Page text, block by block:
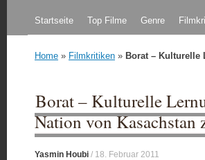
Zum Inhalt springen
Startseite Top Filme Genre
Home » Filmkritiken » Borat – Kulturelle
Borat – Kulturelle
Nation von Kasachstan
Yasmin Houbi / 18. Februar 2011